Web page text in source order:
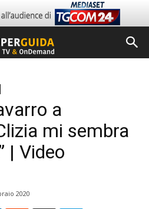
a
mi sembra
| Video
2020